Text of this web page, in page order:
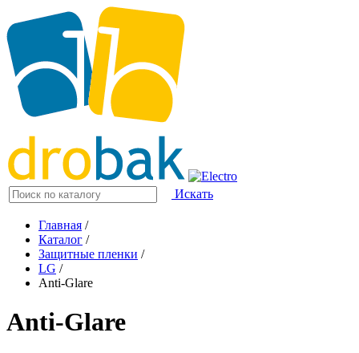
Искать
Главная /
Каталог /
Защитные пленки /
LG /
Anti-Glare
Anti-Glare